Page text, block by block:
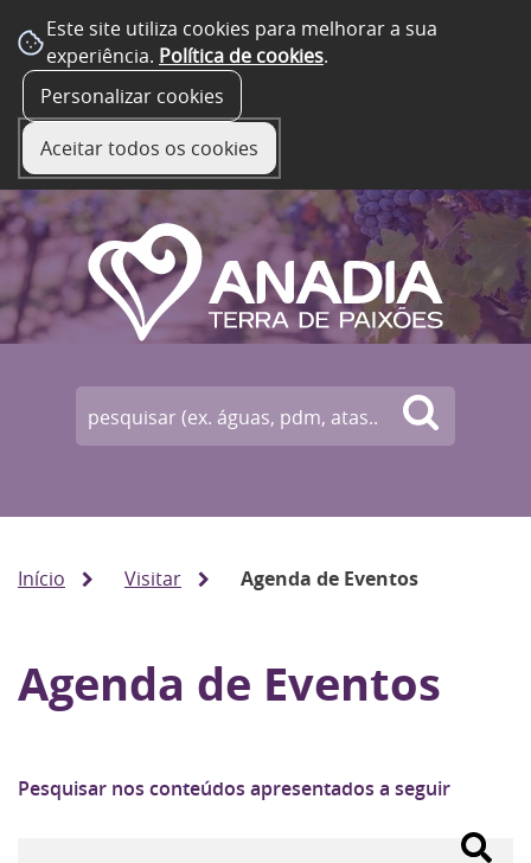
Este site utiliza cookies para melhorar a sua
experiência. Política de cookies.
Personalizar cookies
Aceitar todos os cookies
Início Visitar Agenda de Eventos
Agenda de Eventos
Pesquisar nos conteúdos apresentados a seguir